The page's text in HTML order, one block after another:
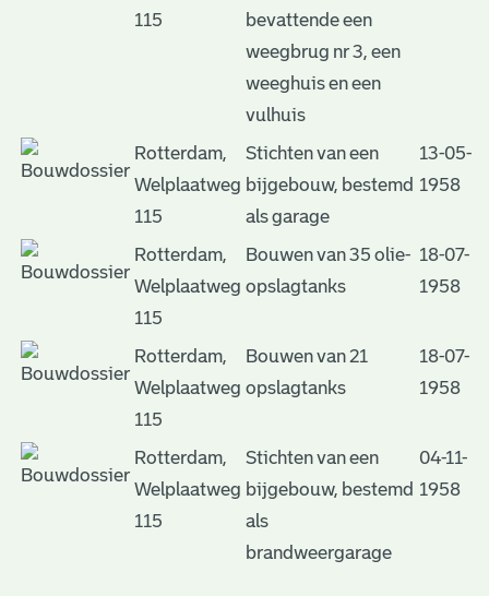
115
bevattende een
weegbrug nr 3, een
weeghuis en een
vulhuis
Rotterdam,
Welplaatweg
115
Stichten van een
bijgebouw, bestemd
als garage
13-05-
1958
Rotterdam,
Welplaatweg
115
Bouwen van 35 olie-
opslagtanks
18-07-
1958
Rotterdam,
Welplaatweg
115
Bouwen van 21
opslagtanks
18-07-
1958
Rotterdam,
Welplaatweg
115
Stichten van een
bijgebouw, bestemd
als
brandweergarage
04-11-
1958